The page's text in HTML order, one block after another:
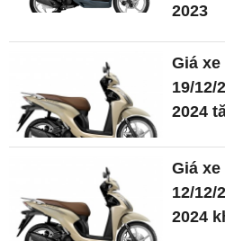
2023
Giá
19/12/
2024
Giá
12/12/
2024